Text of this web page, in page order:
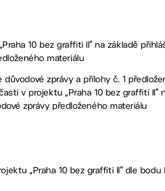
10 bez graffiti II“ na základě
materiálu
zprávy a přílohy č. 1
v projektu „Praha 10 bez graffiti II“
zprávy předloženého materiálu
„Praha 10 bez graffiti II“ dle bodu